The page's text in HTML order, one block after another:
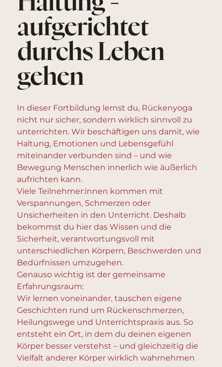
aufgerichtet
durchs Leben
gehen
In dieser Fortbildung lernst du, Rückenyoga
nicht nur sicher, sondern wirklich sinnvoll zu
unterrichten. Wir beschäftigen uns damit, wie
Haltung, Emotionen und Lebensgefühl
miteinander verbunden sind – und wie
Bewegung Menschen innerlich wie äußerlich
aufrichten kann.
Viele Teilnehmer:innen kommen mit
Verspannungen, Schmerzen oder
Unsicherheiten in den Unterricht. Deshalb
bekommst du hier das Wissen und die
Sicherheit, verantwortungsvoll mit
unterschiedlichen Körpern, Beschwerden und
Bedürfnissen umzugehen.
Genauso wichtig ist der gemeinsame
Erfahrungsraum:
Wir lernen voneinander, tauschen eigene
Geschichten rund um Rückenschmerzen,
Heilungswege und Unterrichtspraxis aus. So
entsteht ein Ort, in dem du deinen eigenen
Körper besser verstehst – und gleichzeitig die
Vielfalt anderer Körper wirklich wahrnehmen